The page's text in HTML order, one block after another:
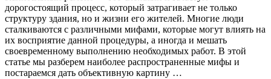
дорогостоящий процесс, который затрагивает не только
структуру здания, но и жизни его жителей. Многие люди
сталкиваются с различными мифами, которые могут влиять на
их восприятие данной процедуры, а иногда и мешать
своевременному выполнению необходимых работ. В этой
статье мы разберем наиболее распространенные мифы и
постараемся дать объективную картину …